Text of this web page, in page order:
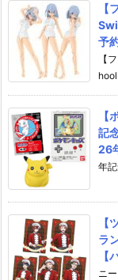
予
【
【
記
26
年
【
ラ
ニ